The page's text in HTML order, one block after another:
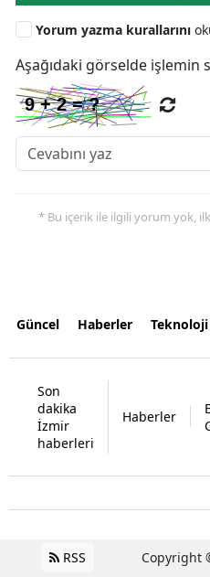
Yorum yazma kurallarını
Aşağıdaki görselde işlemin
* Bu içerik ile ilgili yorum yok,
Güncel Haberler Teknoloji
Son
dakika
İzmir
haberleri
Haberler
RSS Copyright